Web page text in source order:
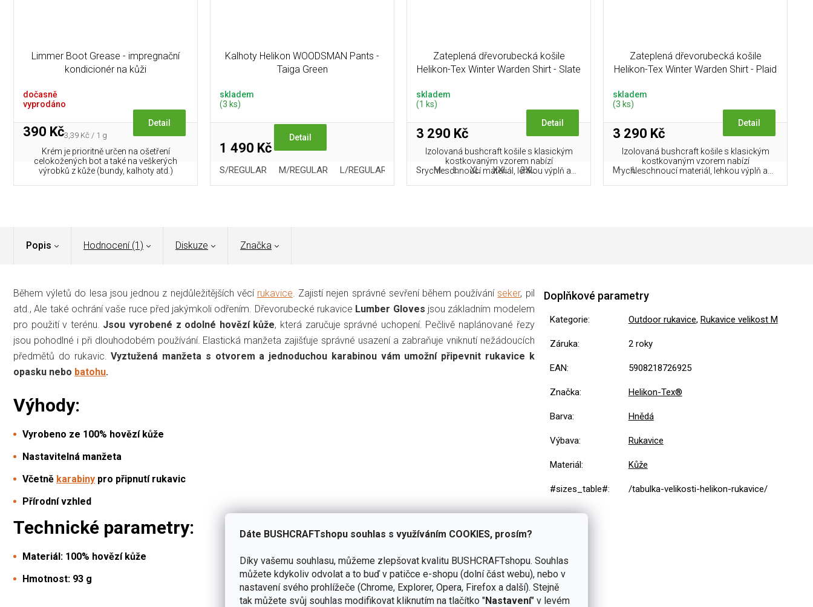
Dáte BUSHCRAFTshopu souhlas s využíváním COOKIES, prosím?
Díky vašemu souhlasu, můžeme zlepšovat kvalitu BUSHCRAFTshopu. Souhlas
můžete kdykoliv odvolat a to buď v patičce e-shopu (dolní část webu), nebo v
nastavení svého prohlížeče (Chrome, Explorer, Opera, Firefox a další). Stejně
tak můžete svůj souhlas modifikovat kliknutím na tlačítko "Nastavení" v levém
Limmer Boot Grease - impregnační
kondicionér na kůži
dočasně
vyprodáno
390 KčMěrná
3,39 Kč / 1 g
Detail
Krém je prioritně určen na ošetření
celokožených bot a také na veškerých
výrobků z kůže (bundy, kalhoty atd.)
Kalhoty Helikon WOODSMAN Pants -
Taiga Green
skladem
(3 ks)
1 490 Kč
Detail
S/REGULAR M/REGULAR L/REGULAR XL/REGULAR S/LONG M/LONG L/LONG XL/LONG XXL/LONG XXXL/LONG XXXXL/LONG
Zateplená dřevorubecká košile
Helikon-Tex Winter Warden Shirt - Slate
skladem
(1 ks)
3 290 Kč
Detail
Izolovaná bushcraft košile s klasickým
kostkovaným vzorem nabízí
rychleschnoucí materiál, lehkou výplň a...
S M L XL XXL 3XL
Zateplená dřevorubecká košile
Helikon-Tex Winter Warden Shirt - Plaid
skladem
(3 ks)
3 290 Kč
Detail
Izolovaná bushcraft košile s klasickým
kostkovaným vzorem nabízí
rychleschnoucí materiál, lehkou výplň a...
M L
Popis Hodnocení (1) Diskuze Značka
Během výletů do lesa jsou jednou z nejdůležitějších věcí rukavice. Zajistí nejen správné sevření během používáníseker, pil
atd., Ale také ochrání vaše ruce před jakýmkoli odřením. Dřevorubecké rukavice Lumber Gloves jsou základním modelem
pro použití v terénu. Jsou vyrobené z odolné hovězí kůže, která zaručuje správné uchopení. Pečlivě naplánované řezy
jsou pohodlné i při dlouhodobém používání. Elastická manžeta zajišťuje správné usazení a zabraňuje vniknutí nežádoucích
předmětů do rukavic.Vyztužená manžeta s otvorem a jednoduchou karabinou vám umožní připevnit rukavice k
opasku nebo batohu.
Výhody:
Vyrobeno ze 100% hovězí kůže
Nastavitelná manžeta
Včetně karabiny pro připnutí rukavic
Přírodní vzhled
Technické parametry:
Materiál: 100% hovězí kůže
Hmotnost: 93 g
Doplňkové parametry
Kategorie: Outdoor rukavice, Rukavice velikost M
Záruka: 2 roky
EAN: 5908218726925
Značka: Helikon-Tex®
Barva: Hnědá
Výbava: Rukavice
Materiál: Kůže
#sizes_table#: /tabulka-velikosti-helikon-rukavice/